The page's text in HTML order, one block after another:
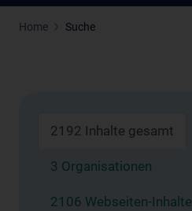
Home Suche
2192 Inhalte gesamt
3 Organisationen
2106 Webseiten-Inhalte